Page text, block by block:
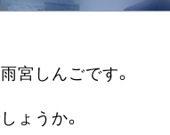
宮しんごです。
ょうか。